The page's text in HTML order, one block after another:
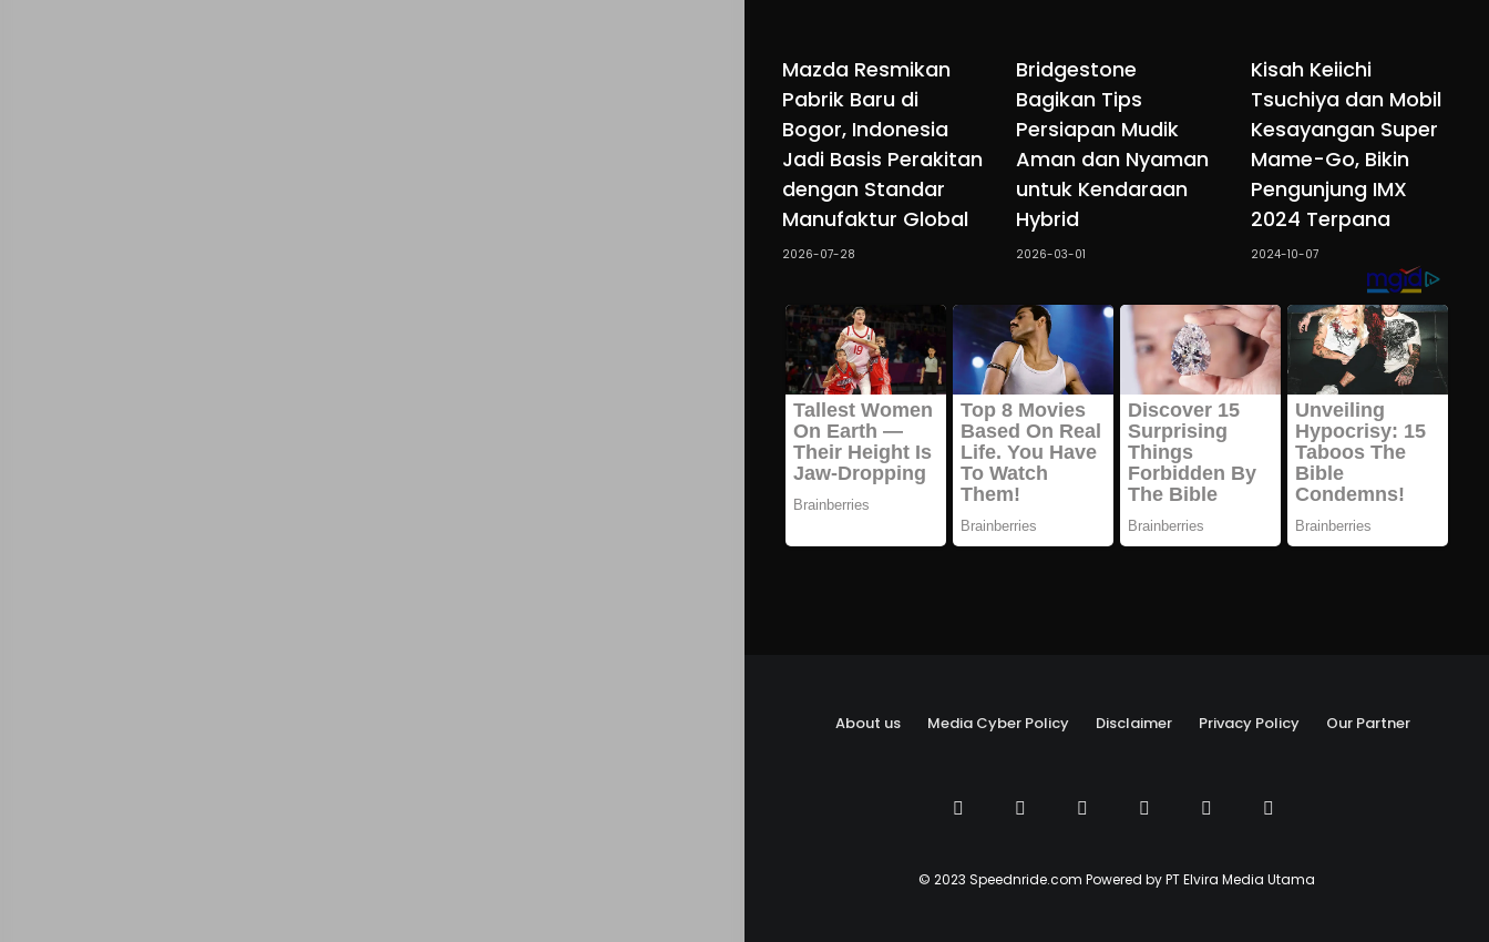
Mazda Resmikan
Pabrik Baru di
Bogor, Indonesia
Jadi Basis Perakitan
dengan Standar
Manufaktur Global
2026-07-28
Bridgestone
Bagikan Tips
Persiapan Mudik
Aman dan Nyaman
untuk Kendaraan
Hybrid
2026-03-01
Kisah Keiichi
Tsuchiya dan Mobil
Kesayangan Super
Mame-Go, Bikin
Pengunjung IMX
2024 Terpana
2024-10-07
About us Media Cyber Policy Disclaimer Privacy Policy Our Partner
© 2023 Speednride.com Powered by PT Elvira Media Utama